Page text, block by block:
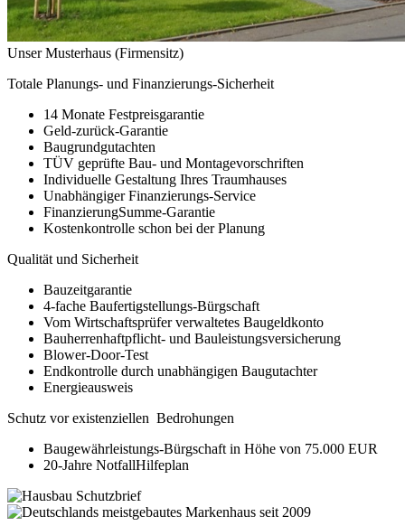
Unser Musterhaus (Firmensitz)
Totale Planungs- und Finanzierungs-Sicherheit
14 Monate Festpreisgarantie
Geld-zurück-Garantie
Baugrundgutachten
TÜV geprüfte Bau- und Montagevorschriften
Individuelle Gestaltung Ihres Traumhauses
Unabhängiger Finanzierungs-Service
FinanzierungSumme-Garantie
Kostenkontrolle schon bei der Planung
Qualität und Sicherheit
Bauzeitgarantie
4-fache Baufertigstellungs-Bürgschaft
Vom Wirtschaftsprüfer verwaltetes Baugeldkonto
Bauherrenhaftpflicht- und Bauleistungsversicherung
Blower-Door-Test
Endkontrolle durch unabhängigen Baugutachter
Energieausweis
Schutz vor existenziellen Bedrohungen
Baugewährleistungs-Bürgschaft in Höhe von 75.000 EUR
20-Jahre NotfallHilfeplan